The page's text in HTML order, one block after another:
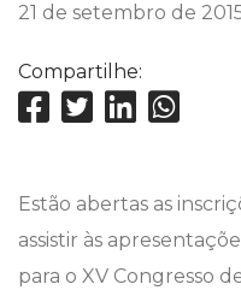
21 de setembro de
Compartilhe:
Estão abertas as
assistir às
para o XV Congresso